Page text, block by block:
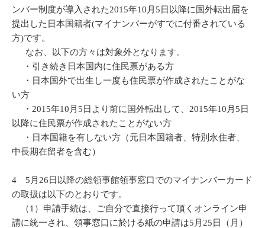
ンバー制度が導入された2015年10月5日以降に国外転出届を
提出した日本国籍者(マイナンバーがすでに付番されている
方)です。
なお、以下の方々は対象外となります。
・引き続き日本国内に住民票がある方
・日本国外で出生し一度も住民票が作成されたことがな
い方
・2015年10月5日より前に国外転出して、2015年10月5日
以降に住民票が作成されたことがない方
・日本国籍を有しない方（元日本国籍者、特別永住者、
中長期在留者を含む）
4 5月26日以降の総領事館領事窓口でのマイナンバーカード
の取扱は以下のとおりです。
（1）申請手続は、ご自分で直接行って頂くオンライン申
請に統一され、領事窓口に於ける紙の申請は5月25日（月）